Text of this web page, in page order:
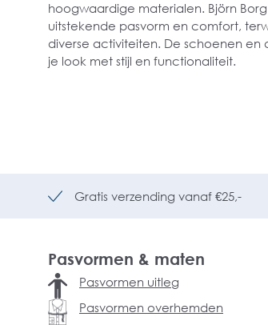
hoogwaardige materialen. Björn
uitstekende pasvorm en comfort,
diverse activiteiten. De schoenen en
je look met stijl en functionaliteit.
Gratis verzending vanaf €25,-
Pasvormen & maten
Pasvormen uitleg
Pasvormen overhemden